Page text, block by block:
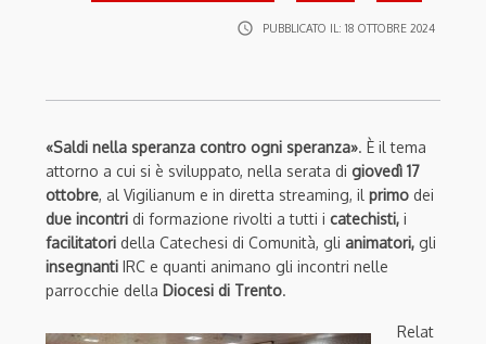
access_time PUBBLICATO IL: 18 OTTOBRE 2024
«Saldi nella speranza contro ogni speranza». È il tema
attorno a cui si è sviluppato, nella serata di giovedì 17
ottobre, al Vigilianum e in diretta streaming, il primo dei
due incontri di formazione rivolti a tutti i catechisti, i
facilitatori della Catechesi di Comunità, gli animatori, gli
insegnanti IRC e quanti animano gli incontri nelle
parrocchie della Diocesi di Trento.
Relat